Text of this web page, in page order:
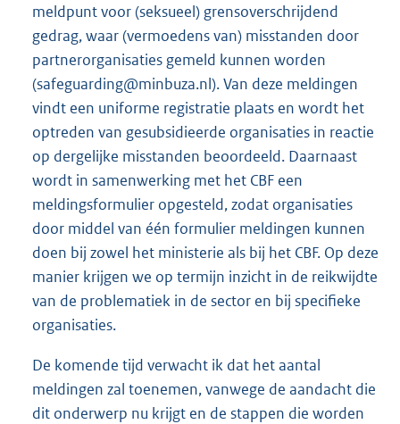
meldpunt voor (seksueel) grensoverschrijdend
gedrag, waar (vermoedens van) misstanden door
partnerorganisaties gemeld kunnen worden
(safeguarding@minbuza.nl). Van deze meldingen
vindt een uniforme registratie plaats en wordt het
optreden van gesubsidieerde organisaties in reactie
op dergelijke misstanden beoordeeld. Daarnaast
wordt in samenwerking met het CBF een
meldingsformulier opgesteld, zodat organisaties
door middel van één formulier meldingen kunnen
doen bij zowel het ministerie als bij het CBF. Op deze
manier krijgen we op termijn inzicht in de reikwijdte
van de problematiek in de sector en bij specifieke
organisaties.
De komende tijd verwacht ik dat het aantal
meldingen zal toenemen, vanwege de aandacht die
dit onderwerp nu krijgt en de stappen die worden